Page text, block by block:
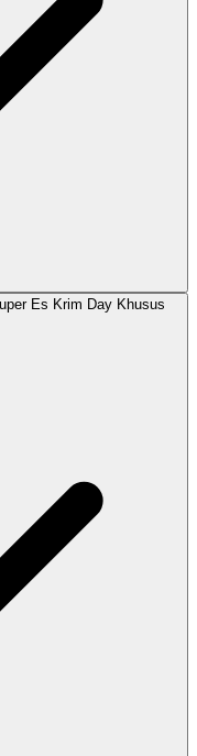
Es Krim Day Khusus